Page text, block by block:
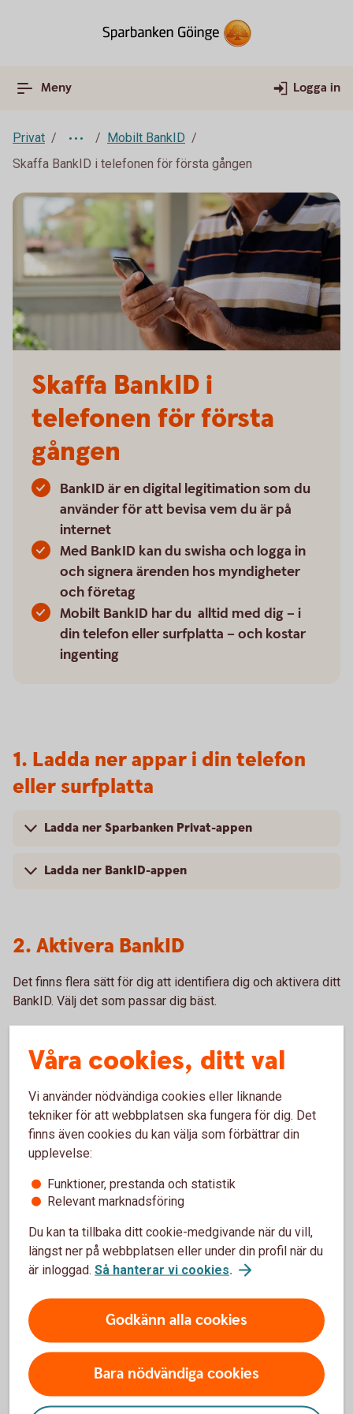
Meny Logga in
Privat
Mobilt BankID
Skaffa BankID i telefonen för första gången
Skaffa BankID i
telefonen för första
gången
BankID är en digital legitimation som du
använder för att bevisa vem du är på
internet
Med BankID kan du swisha och logga in
och signera ärenden hos myndigheter
och företag
Mobilt BankID har du alltid med dig – i
din telefon eller surfplatta – och kostar
ingenting
1. Ladda ner appar i din telefon
eller surfplatta
Ladda ner Sparbanken Privat-appen
Ladda ner BankID-appen
2. Aktivera BankID
Det finns flera sätt för dig att identifiera dig och aktivera ditt
BankID. Välj det som passar dig bäst.
Fotografera ditt pass eller nationella ID-kort
med din telefon
Logga in med säkerhetsdosa
Hjälp med BankID?
Vi guidar dig!
Besök ettbankkontor
Ring 0771-97 75 12
För att se detta innehåll behöver du först
och statistik.
Våra cookies, ditt val
Vi använder nödvändiga cookies eller liknande
tekniker för att webbplatsen ska fungera för dig. Det
finns även cookies du kan välja som förbättrar din
upplevelse:
Funktioner, prestanda och statistik
Relevant marknadsföring
Du kan ta tillbaka ditt cookie-medgivande när du vill,
längst ner på webbplatsen eller under din profil när du
är inloggad. Så hanterar vi cookies.
Godkänn alla cookies
Bara nödvändiga cookies